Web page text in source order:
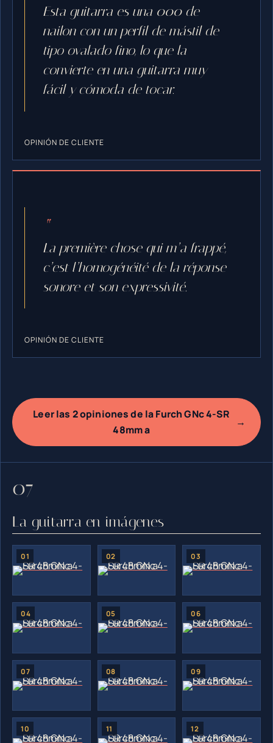
Esta guitarra es una 000 de
nailon con un perfil de mástil de
tipo ovalado fino, lo que la
convierte en una guitarra muy
fácil y cómoda de tocar.
OPINIÓN DE CLIENTE
La première chose qui m’a frappé,
c’est l’homogénéité de la réponse
sonore et son expressivité.
OPINIÓN DE CLIENTE
Leer las 2 opiniones de la Furch GNc 4-SR
48mm a
→
La guitarra en imágenes